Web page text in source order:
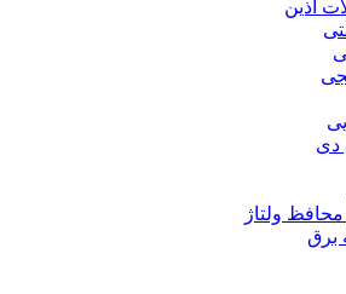
آذین
دی
ولتاژ
برق